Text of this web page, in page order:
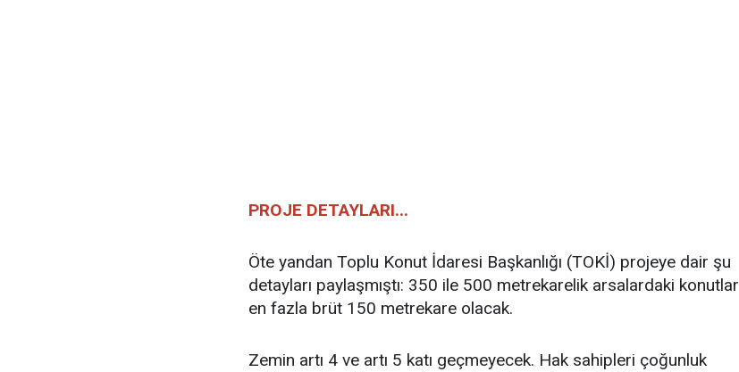
PROJE DETAYLARI...
Öte yandan Toplu Konut İdaresi Başkanlığı (TOKİ) projeye dair şu
detayları paylaşmıştı: 350 ile 500 metrekarelik arsalardaki konutlar
en fazla brüt 150 metrekare olacak.
Zemin artı 4 ve artı 5 katı geçmeyecek. Hak sahipleri çoğunluk